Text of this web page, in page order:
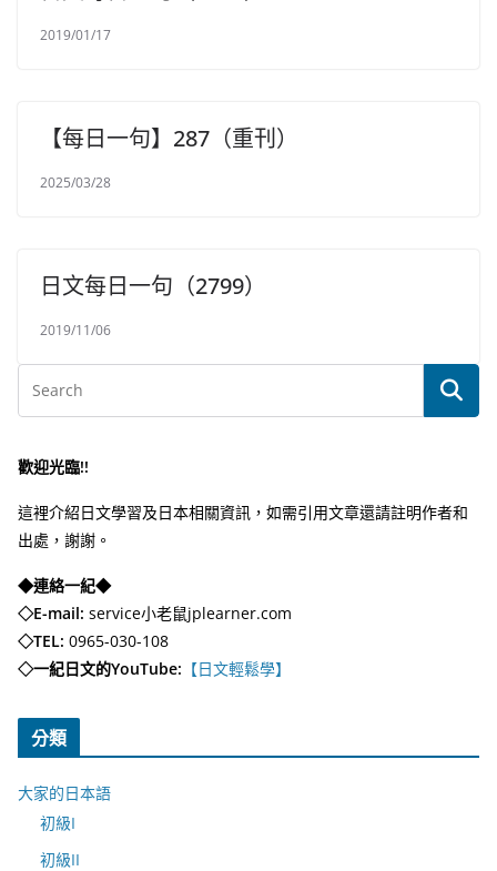
2019/01/17
【每日一句】287（重刊）
2025/03/28
日文每日一句（2799）
2019/11/06
歡迎光臨!!
這裡介紹日文學習及日本相關資訊，如需引用文章還請註明作者和
出處，謝謝。
◆連絡一紀◆
◇E-mail: service小老鼠jplearner.com
◇TEL: 0965-030-108
◇一紀日文的YouTube: 【日文輕鬆學】
分類
大家的日本語
初級I
初級II